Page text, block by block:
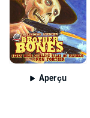
Aperçu